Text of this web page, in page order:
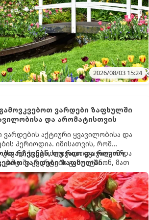
2026/08/03 15:24
ვარდები ზაფხულში
და არომატისთვის
აქტიური ყვავილობისა და
პერიოდია. იმისათვის, რომ
უხვად, ხანგრძლივად იყვავილონ და
კაშკაშა კვირტები გამოიტანონ, მათ
და სწორი გამოკვება
ზაფხულის პერიოდში მცენარის
იცვლება, ამიტომ
ვიცოდეთ, რომელი სასუქები
ამ დროს.
რჩევებს, თუ რით და როგორ
ვარდები ზაფხულში
შედეგის მისაღწევად: